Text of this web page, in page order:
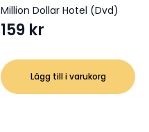
Million Dollar Hotel (Dvd)
159 kr
Lägg till i varukorg